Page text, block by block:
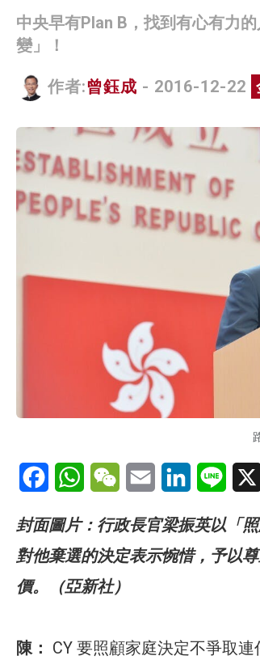
中央早有Plan B，找到有心有力
變」！
作者:曾鈺成 - 2016-12-22
FacebookWhatsAppWeChatEmail LinkedInLine
封面圖片：行政長官梁振英以「
對他棄選的決定表示惋惜，予以
價。（亞新社）
陳： CY 要照顧家庭決定不爭取